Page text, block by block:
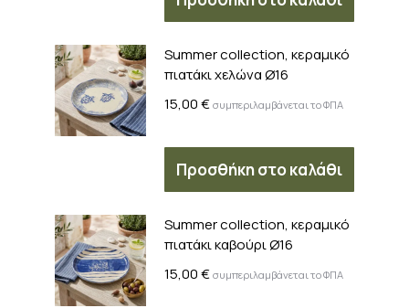
Summer collection, κεραμικό
πιατάκι χελώνα Ø16
15,00€ συμπεριλαμβάνεται το ΦΠΑ
Προσθήκη στο καλάθι
Summer collection, κεραμικό
πιατάκι καβούρι Ø16
15,00€ συμπεριλαμβάνεται το ΦΠΑ